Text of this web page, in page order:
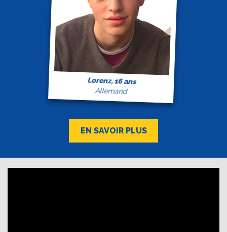
Lorenz, 16 ans
Allemand
EN SAVOIR PLUS